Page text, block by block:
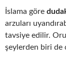
İslama göre
arzuları
tavsiye edilir.
şeylerden biri de